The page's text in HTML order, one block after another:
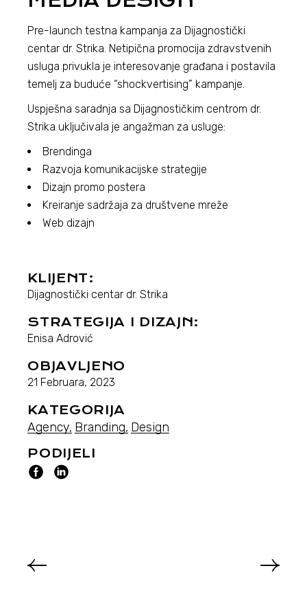
Pre-launch testna kampanja za Dijagnostički
centar dr. Strika. Netipična promocija zdravstvenih
usluga privukla je interesovanje građana i postavila
temelj za buduće “shockvertising” kampanje.
Uspješna saradnja sa Dijagnostičkim centrom dr.
Strika uključivala je angažman za usluge:
Brendinga
Razvoja komunikacijske strategije
Dizajn promo postera
Kreiranje sadržaja za društvene mreže
Web dizajn
KLIJENT:
Dijagnostički centar dr. Strika
STRATEGIJA I DIZAJN:
Enisa Adrović
OBJAVLJENO
21 Februara, 2023
KATEGORIJA
Agency Branding Design
PODIJELI